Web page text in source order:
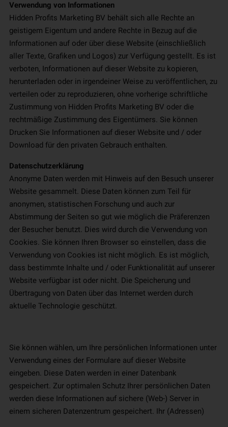
Verwendung von Informationen
Hidden Profits Marketing BV behält sich alle Rechte an
geistigem Eigentum und andere Rechte in Bezug auf die
Informationen auf oder über diese Website (einschließlich
aller Texte, Grafiken und Logos) zur Verfügung gestellt. Es ist
verboten, Informationen auf dieser Website zu kopieren,
herunterladen oder in irgendeiner Weise zu veröffentlichen, zu
verteilen oder zu reproduzieren, ohne vorherige schriftliche
Zustimmung von Hidden Profits Marketing BV oder die
rechtmäßige Zustimmung des Eigentümers. Sie können
Drucken Sie Informationen auf dieser Website und / oder
Download für den privaten Gebrauch enthalten.
Datenschutzerklärung
Anonyme Daten werden mit Hinweis auf den Besuch unserer
Website gesammelt. Diese Daten können zum Teil für
anonymen, statistischen Forschung und auch zur
Abstimmung der Seiten so gut wie möglich die Präferenzen
der Besucher benutzt. Dies wird durch die Verwendung von
Cookies. Sie können Ihren Browser so einstellen, dass die
Verwendung von Cookies ist nicht möglich. Es ist möglich,
dass bestimmte Inhalte und / oder Funktionalität auf unserer
Website verfügbar ist oder nicht. Die Speicherung und
Übertragung von Daten über das Internet werden durch
aktuelle Technologie geschützt.
Sie können wählen, um Ihre persönlichen Informationen unter
Verwendung eines der Formulare auf dieser Website
eingeben. Diese Daten werden in einer Datenbank
gespeichert. Zur optimalen Schutz Ihrer persönlichen Daten
werden diese Informationen auf sichere (Web-) Server in
einem sicheren Datenzentrum gespeichert. Ihr (Adressen)